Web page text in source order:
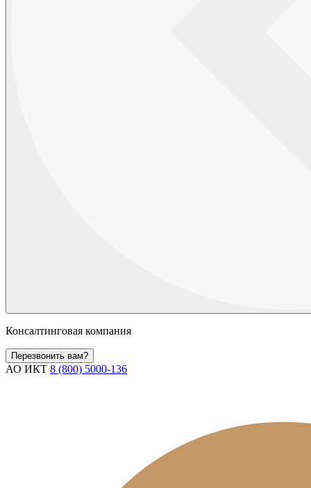
Консалтинговая компания
Перезвонить вам?
АО ИКТ 8 (800) 5000-136